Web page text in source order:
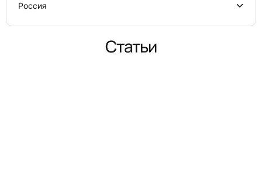
Россия
Статьи